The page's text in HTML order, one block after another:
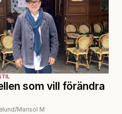
som vill förändra
Marisol M